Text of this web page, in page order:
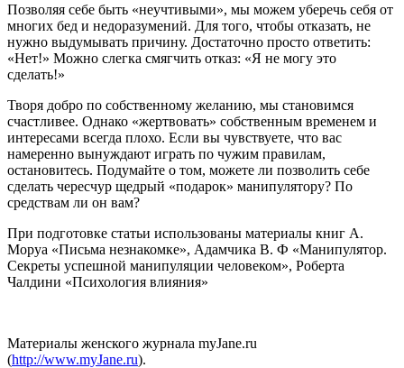
Позволяя себе быть «неучтивыми», мы можем уберечь себя от
многих бед и недоразумений. Для того, чтобы отказать, не
нужно выдумывать причину. Достаточно просто ответить:
«Нет!» Можно слегка смягчить отказ: «Я не могу это
сделать!»
Творя добро по собственному желанию, мы становимся
счастливее. Однако «жертвовать» собственным временем и
интересами всегда плохо. Если вы чувствуете, что вас
намеренно вынуждают играть по чужим правилам,
остановитесь. Подумайте о том, можете ли позволить себе
сделать чересчур щедрый «подарок» манипулятору? По
средствам ли он вам?
При подготовке статьи использованы материалы книг А.
Моруа «Письма незнакомке», Адамчика В. Ф «Манипулятор.
Секреты успешной манипуляции человеком», Роберта
Чалдини «Психология влияния»
Материалы женского журнала myJane.ru
(http://www.myJane.ru).